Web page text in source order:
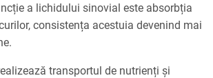
a lichidului sinovial este absorbția
consistența acestuia devenind mai
transportul de nutrienți și